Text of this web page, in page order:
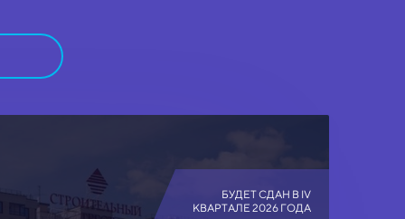
БУДЕТ СДАН В IV
КВАРТАЛЕ 2026 ГОДА